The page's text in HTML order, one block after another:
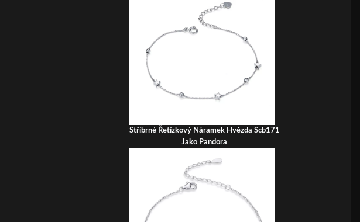
Stříbrné Řetízkový Náramek Hvězda Scb171
Jako Pandora